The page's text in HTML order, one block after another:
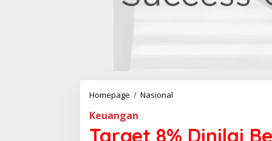
Homepage / Nasional
g
e
Keuangan
Target 8% Dinilai